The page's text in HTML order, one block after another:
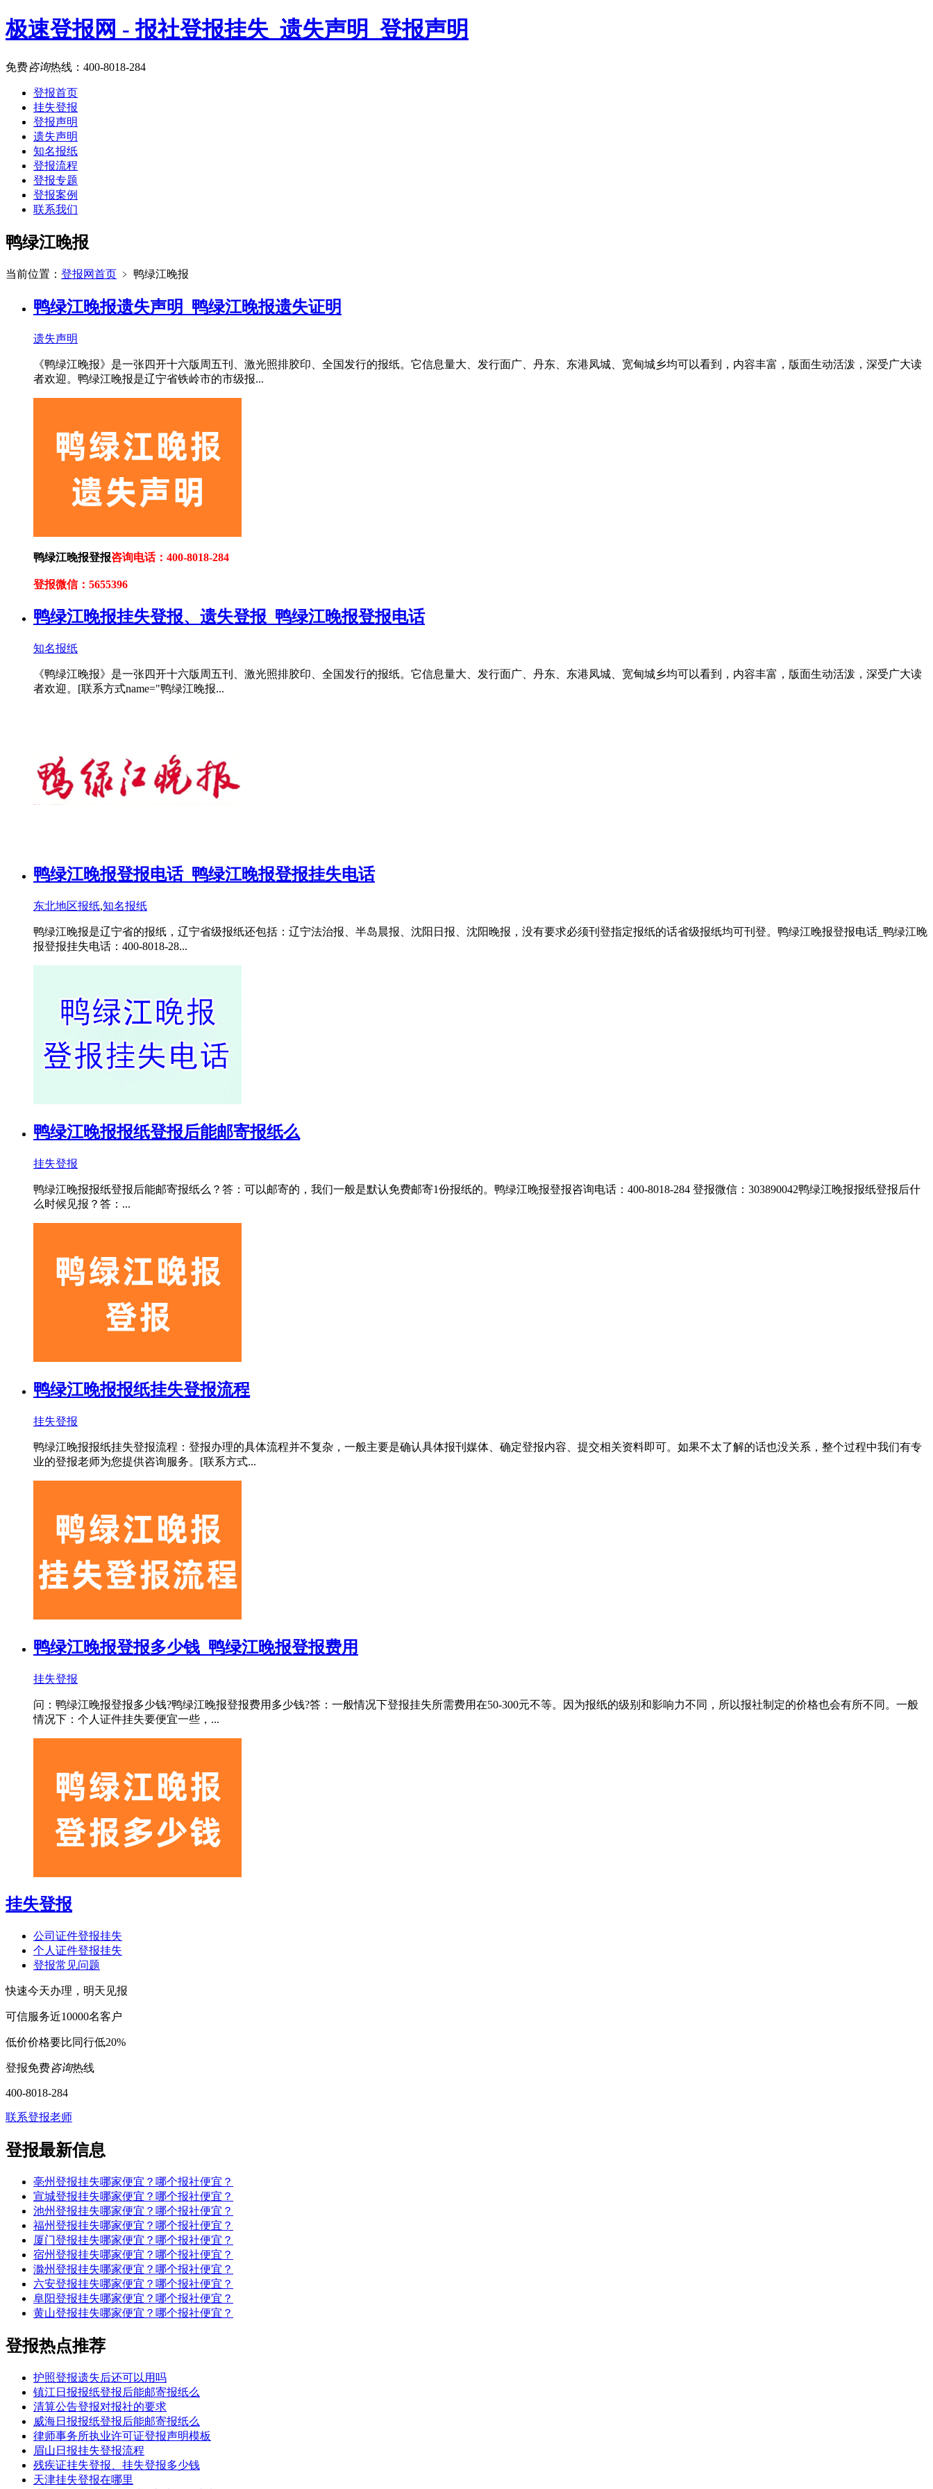
极速登报网 - 报社登报挂失_遗失声明_登报声明
免费咨询热线： 400-8018-284
登报首页
挂失登报
登报声明
遗失声明
知名报纸
登报流程
登报专题
登报案例
联系我们
鸭绿江晚报
当前位置： 登报网首页 ﹥ 鸭绿江晚报
鸭绿江晚报遗失声明_鸭绿江晚报遗失证明
遗失声明
《鸭绿江晚报》是一张四开十六版周五刊、激光照排胶印、全国发行的报纸。它信息量大、发行面广、丹东、东港凤城、宽甸城乡均可以看到，内容丰富，版面生动活泼，深受广大读
者欢迎。鸭绿江晚报是辽宁省铁岭市的市级报...
鸭绿江晚报登报咨询电话：400-8018-284
登报微信：5655396
鸭绿江晚报挂失登报、遗失登报_鸭绿江晚报登报电话
知名报纸
《鸭绿江晚报》是一张四开十六版周五刊、激光照排胶印、全国发行的报纸。它信息量大、发行面广、丹东、东港凤城、宽甸城乡均可以看到，内容丰富，版面生动活泼，深受广大读
者欢迎。[联系方式name="鸭绿江晚报...
鸭绿江晚报登报电话_鸭绿江晚报登报挂失电话
东北地区报纸,知名报纸
鸭绿江晚报是辽宁省的报纸，辽宁省级报纸还包括：辽宁法治报、半岛晨报、沈阳日报、沈阳晚报，没有要求必须刊登指定报纸的话省级报纸均可刊登。鸭绿江晚报登报电话_鸭绿江晚
报登报挂失电话：400-8018-28...
鸭绿江晚报报纸登报后能邮寄报纸么
挂失登报
鸭绿江晚报报纸登报后能邮寄报纸么？答：可以邮寄的，我们一般是默认免费邮寄1份报纸的。鸭绿江晚报登报咨询电话：400-8018-284 登报微信：303890042鸭绿江晚报报纸登报后什
么时候见报？答：...
鸭绿江晚报报纸挂失登报流程
挂失登报
鸭绿江晚报报纸挂失登报流程：登报办理的具体流程并不复杂，一般主要是确认具体报刊媒体、确定登报内容、提交相关资料即可。如果不太了解的话也没关系，整个过程中我们有专
业的登报老师为您提供咨询服务。[联系方式...
鸭绿江晚报登报多少钱_鸭绿江晚报登报费用
挂失登报
问：鸭绿江晚报登报多少钱?鸭绿江晚报登报费用多少钱?答：一般情况下登报挂失所需费用在50-300元不等。因为报纸的级别和影响力不同，所以报社制定的价格也会有所不同。一般
情况下：个人证件挂失要便宜一些，...
挂失登报
公司证件登报挂失
个人证件登报挂失
登报常见问题
快速今天办理，明天见报
可信服务近10000名客户
低价价格要比同行低20%
登报免费咨询热线
400-8018-284
联系登报老师
登报最新信息
亳州登报挂失哪家便宜？哪个报社便宜？
宣城登报挂失哪家便宜？哪个报社便宜？
池州登报挂失哪家便宜？哪个报社便宜？
福州登报挂失哪家便宜？哪个报社便宜？
厦门登报挂失哪家便宜？哪个报社便宜？
宿州登报挂失哪家便宜？哪个报社便宜？
滁州登报挂失哪家便宜？哪个报社便宜？
六安登报挂失哪家便宜？哪个报社便宜？
阜阳登报挂失哪家便宜？哪个报社便宜？
黄山登报挂失哪家便宜？哪个报社便宜？
登报热点推荐
护照登报遗失后还可以用吗
镇江日报报纸登报后能邮寄报纸么
清算公告登报对报社的要求
威海日报报纸登报后能邮寄报纸么
律师事务所执业许可证登报声明模板
眉山日报挂失登报流程
残疾证挂失登报、挂失登报多少钱
天津挂失登报在哪里